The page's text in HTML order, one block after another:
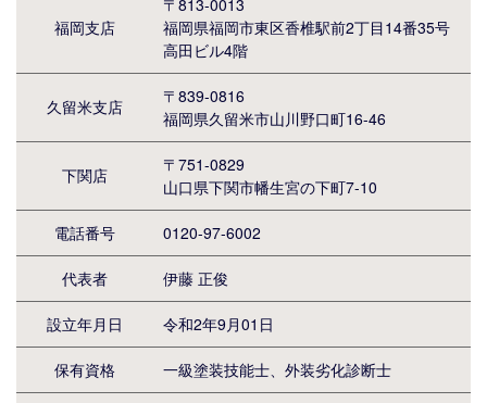
福岡支店
〒813-0013
福岡県福岡市東区香椎駅前2丁目14番35号
高田ビル4階
久留米支店
〒839-0816
福岡県久留米市山川野口町16-46
下関店
〒751-0829
山口県下関市幡生宮の下町7-10
電話番号 0120-97-6002
代表者 伊藤 正俊
設立年月日 令和2年9月01日
保有資格 一級塗装技能士、外装劣化診断士